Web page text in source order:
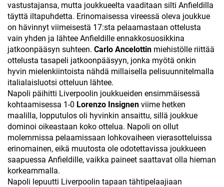
vastustajansa, mutta joukkueelta vaaditaan silti Anfieldilla
täyttä iltapuhdetta. Erinomaisessa vireessä oleva joukkue
on hävinnyt viimeisestä 17:sta pelaamastaan ottelusta
vain yhden ja lähtee Anfieldille ennakkosuosikkina
jatkoonpääsyn suhteen. Carlo Ancelottin miehistölle riittää
ottelusta tasapeli jatkoonpääsyyn, jonka myötä onkin
hyvin mielenkiintoista nähdä millaisella pelisuunnitelmalla
italialaisluotsi otteluun lähtee.
Napoli päihitti Liverpoolin joukkueiden ensimmäisessä
kohtaamisessa 1-0 Lorenzo Insignen viime hetken
maalilla, lopputulos oli hyvinkin ansaittu, sillä joukkue
dominoi oikeastaan koko ottelua. Napoli on ollut
molemmissa pelaamissaan lohkovaiheen vierasotteluissa
erinomainen, eikä muutosta ole odotettavissa joukkueen
saapuessa Anfieldille, vaikka paineet saattavat olla hieman
korkeammalla.
Napoli lepuutti Liverpoolin tapaan tähtipelaajiaan